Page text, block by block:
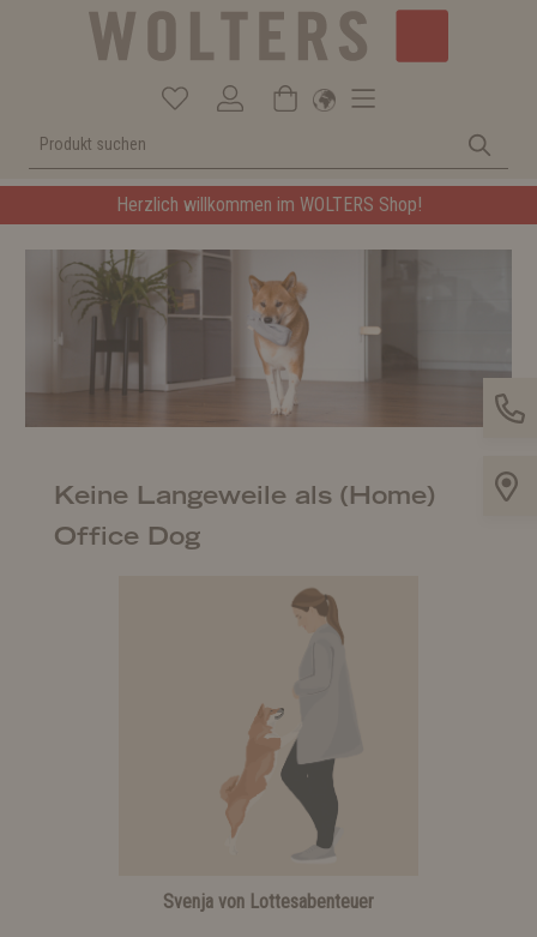
Herzlich willkommen im WOLTERS Shop!
Keine Langeweile als (Home)
Office Dog
Svenja von Lottesabenteuer